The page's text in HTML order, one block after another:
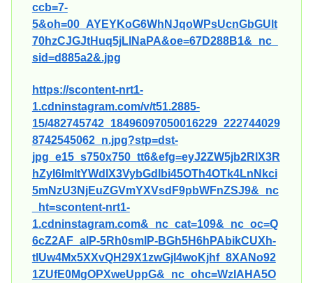
ccb=7-
5&oh=00_AYEYKoG6WhNJqoWPsUcnGbGUlt
70hzCJGJtHuq5jLlNaPA&oe=67D288B1&_nc_
sid=d885a2&.jpg
https://scontent-nrt1-
1.cdninstagram.com/v/t51.2885-
15/482745742_18496097050016229_222744029
8742545062_n.jpg?stp=dst-
jpg_e15_s750x750_tt6&efg=eyJ2ZW5jb2RlX3R
hZyI6ImltYWdlX3VybGdlbi45OTh4OTk4LnNkci
5mNzU3NjEuZGVmYXVsdF9pbWFnZSJ9&_nc
_ht=scontent-nrt1-
1.cdninstagram.com&_nc_cat=109&_nc_oc=Q
6cZ2AF_alP-5Rh0smlP-BGh5H6hPAbikCUXh-
tlUw4Mx5XXvQH29X1zwGjI4woKjhf_8XANo92
1ZUfE0MgOPXweUppG&_nc_ohc=WzIAHA5O